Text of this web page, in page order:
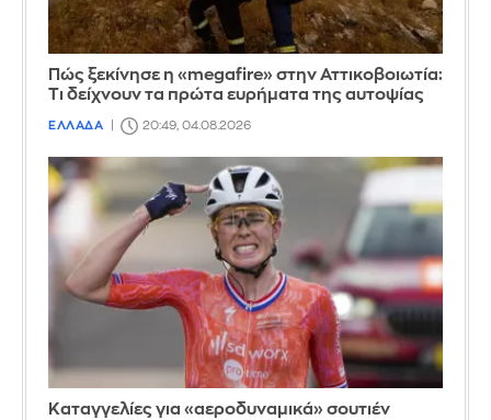
Πώς ξεκίνησε η «megafire» στην Αττικοβοιωτία:
Τι δείχνουν τα πρώτα ευρήματα της αυτοψίας
ΕΛΛΑΔΑ 20:49, 04.08.2026
Καταγγελίες για «αεροδυναμικά» σουτιέν